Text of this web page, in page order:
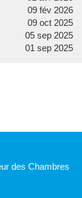
09 fév 2026
09 oct 2025
05 sep 2025
01 sep 2025
des Chambres